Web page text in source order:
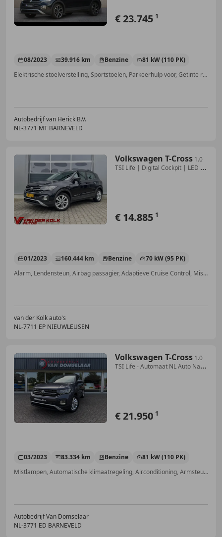
€ 23.745 1
08/2023 39.916 km Benzine
81 kW (110 PK)
Elektrische stoelverstelling, Sportstoelen, Parkeerhulp voor, Getinte ramen, Parkeerhulp met camera, Stoelverwarming, Dodehoekdetectie, Automatische klimaatregeling
Autobedrijf van Herick B.V.
NL-3771 MT BARNEVELD
Volkswagen T-Cross 1.0
TSI Life | Digital Cockpit | LED |
€ 14.885 1
01/2023 160.444 km Benzine
70 kW (95 PK)
Alarm, Lendensteun, Airbag passagier, Adaptieve Cruise Control, Mistlampen, Apple CarPlay, Bochtverlichting, Cruise control
van der Kolk auto's
NL-7711 EP NIEUWLEUSEN
Volkswagen T-Cross 1.0
TSI Life - Automaat NL Auto Navi
€ 21.950 1
03/2023 83.334 km Benzine
81 kW (110 PK)
Mistlampen, Automatische klimaatregeling, Airconditioning, Armsteun, Multifunctioneel stuurwiel, Lichtmetalen velgen, Apple CarPlay, Isofix
Autobedrijf Van Domselaar
NL-3771 ED BARNEVELD